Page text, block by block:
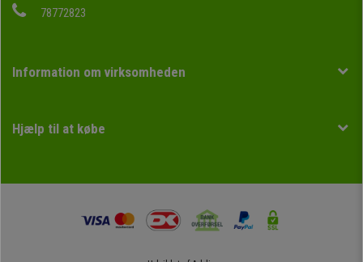
78772823
Information om virksomheden
Hjælp til at købe